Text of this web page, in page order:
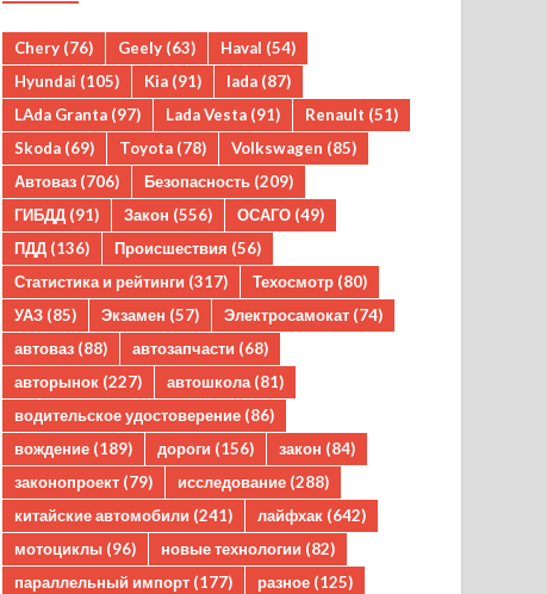
Chery (76) Geely (63) Haval (54)
Hyundai (105) Kia (91) lada (87)
LAda Granta (97) Lada Vesta (91) Renault (51)
Skoda (69) Toyota (78) Volkswagen (85)
Автоваз (706) Безопасность (209)
ГИБДД (91) Закон (556) ОСАГО (49)
ПДД (136) Происшествия (56)
Статистика и рейтинги (317) Техосмотр (80)
УАЗ (85) Экзамен (57) Электросамокат (74)
автоваз (88) автозапчасти (68)
авторынок (227) автошкола (81)
водительское удостоверение (86)
вождение (189) дороги (156) закон (84)
законопроект (79) исследование (288)
китайские автомобили (241) лайфхак (642)
мотоциклы (96) новые технологии (82)
параллельный импорт (177) разное (125)